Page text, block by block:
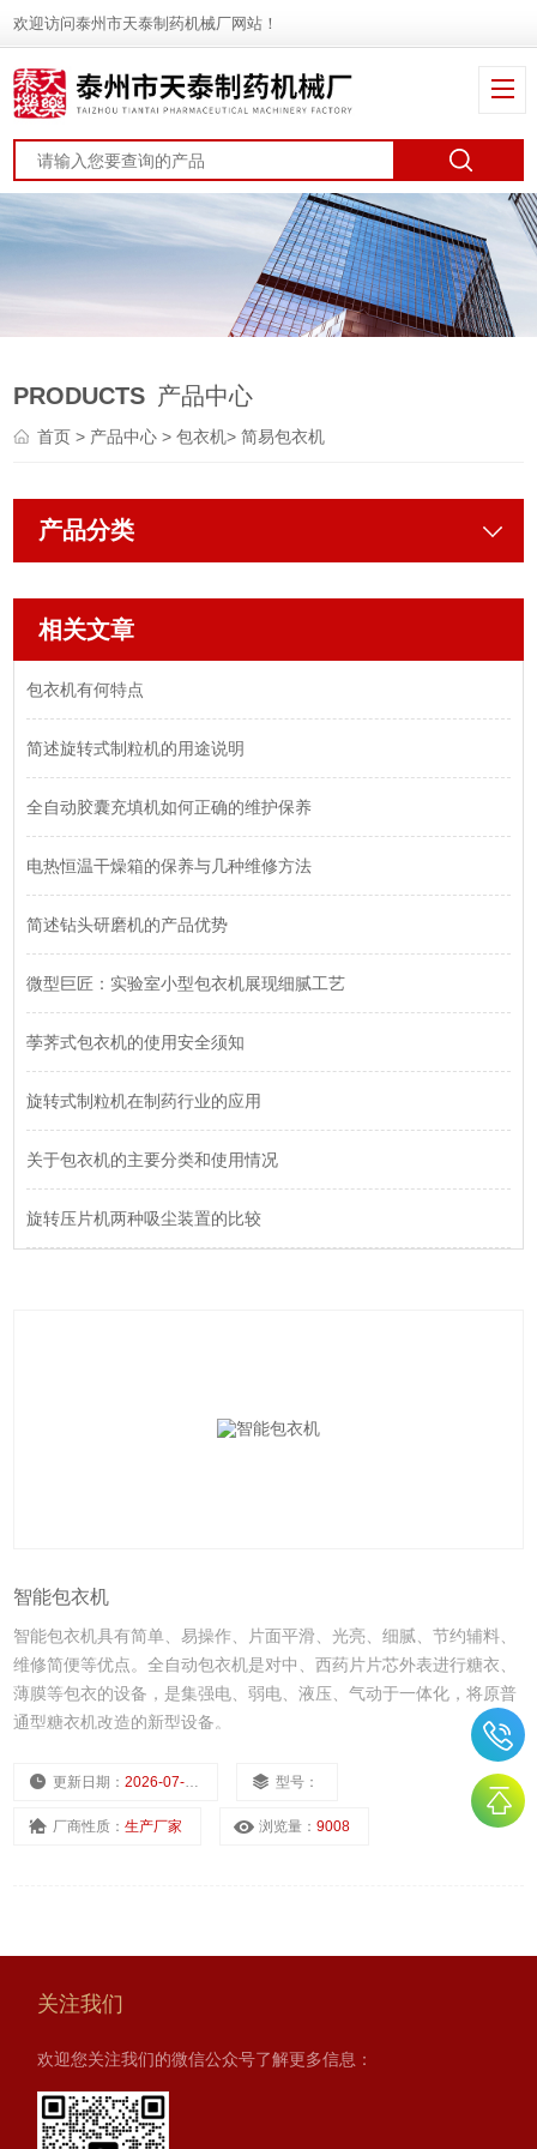
欢迎访问泰州市天泰制药机械厂网站！
PRODUCTS 产品中心
首页> 产品中心>包衣机>简易包衣机
产品分类
相关文章
包衣机有何特点
简述旋转式制粒机的用途说明
全自动胶囊充填机如何正确的维护保养
电热恒温干燥箱的保养与几种维修方法
简述钻头研磨机的产品优势
微型巨匠：实验室小型包衣机展现细腻工艺
荸荠式包衣机的使用安全须知
旋转式制粒机在制药行业的应用
关于包衣机的主要分类和使用情况
旋转压片机两种吸尘装置的比较
智能包衣机
智能包衣机具有简单、易操作、片面平滑、光亮、细腻、节约辅料、
维修简便等优点。全自动包衣机是对中、西药片片芯外表进行糖衣、
薄膜等包衣的设备，是集强电、弱电、液压、气动于一体化，将原普
通型糖衣机改造的新型设备。
更新日期：2026-07-02 型号：
厂商性质：生产厂家 浏览量：9008
关注我们
欢迎您关注我们的微信公众号了解更多信息：